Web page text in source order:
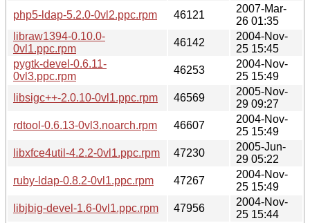
php5-ldap-5.2.0-0vl2.ppc.rpm
46121
2007-Mar-
26 01:35
libraw1394-0.10.0-
0vl1.ppc.rpm
46142
2004-Nov-
25 15:45
pygtk-devel-0.6.11-
0vl3.ppc.rpm
46253
2004-Nov-
25 15:49
libsigc++-2.0.10-0vl1.ppc.rpm
46569
2005-Nov-
29 09:27
rdtool-0.6.13-0vl3.noarch.rpm
46607
2004-Nov-
25 15:49
libxfce4util-4.2.2-0vl1.ppc.rpm
47230
2005-Jun-
29 05:22
ruby-ldap-0.8.2-0vl1.ppc.rpm
47267
2004-Nov-
25 15:49
libjbig-devel-1.6-0vl1.ppc.rpm
47956
2004-Nov-
25 15:44